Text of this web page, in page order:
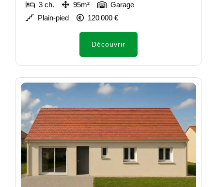
3 ch. 95m²
Garage
Plain-pied
120 000 €
Découvrir